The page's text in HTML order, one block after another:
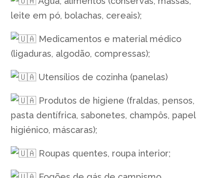
leite em pó, bolachas, cereais);
Medicamentos e material médico
(ligaduras, algodão, compressas);
Utensílios de cozinha (panelas)
Produtos de higiene (fraldas, pensos,
pasta dentífrica, sabonetes, champôs, papel
higiénico, máscaras);
Roupas quentes, roupa interior;